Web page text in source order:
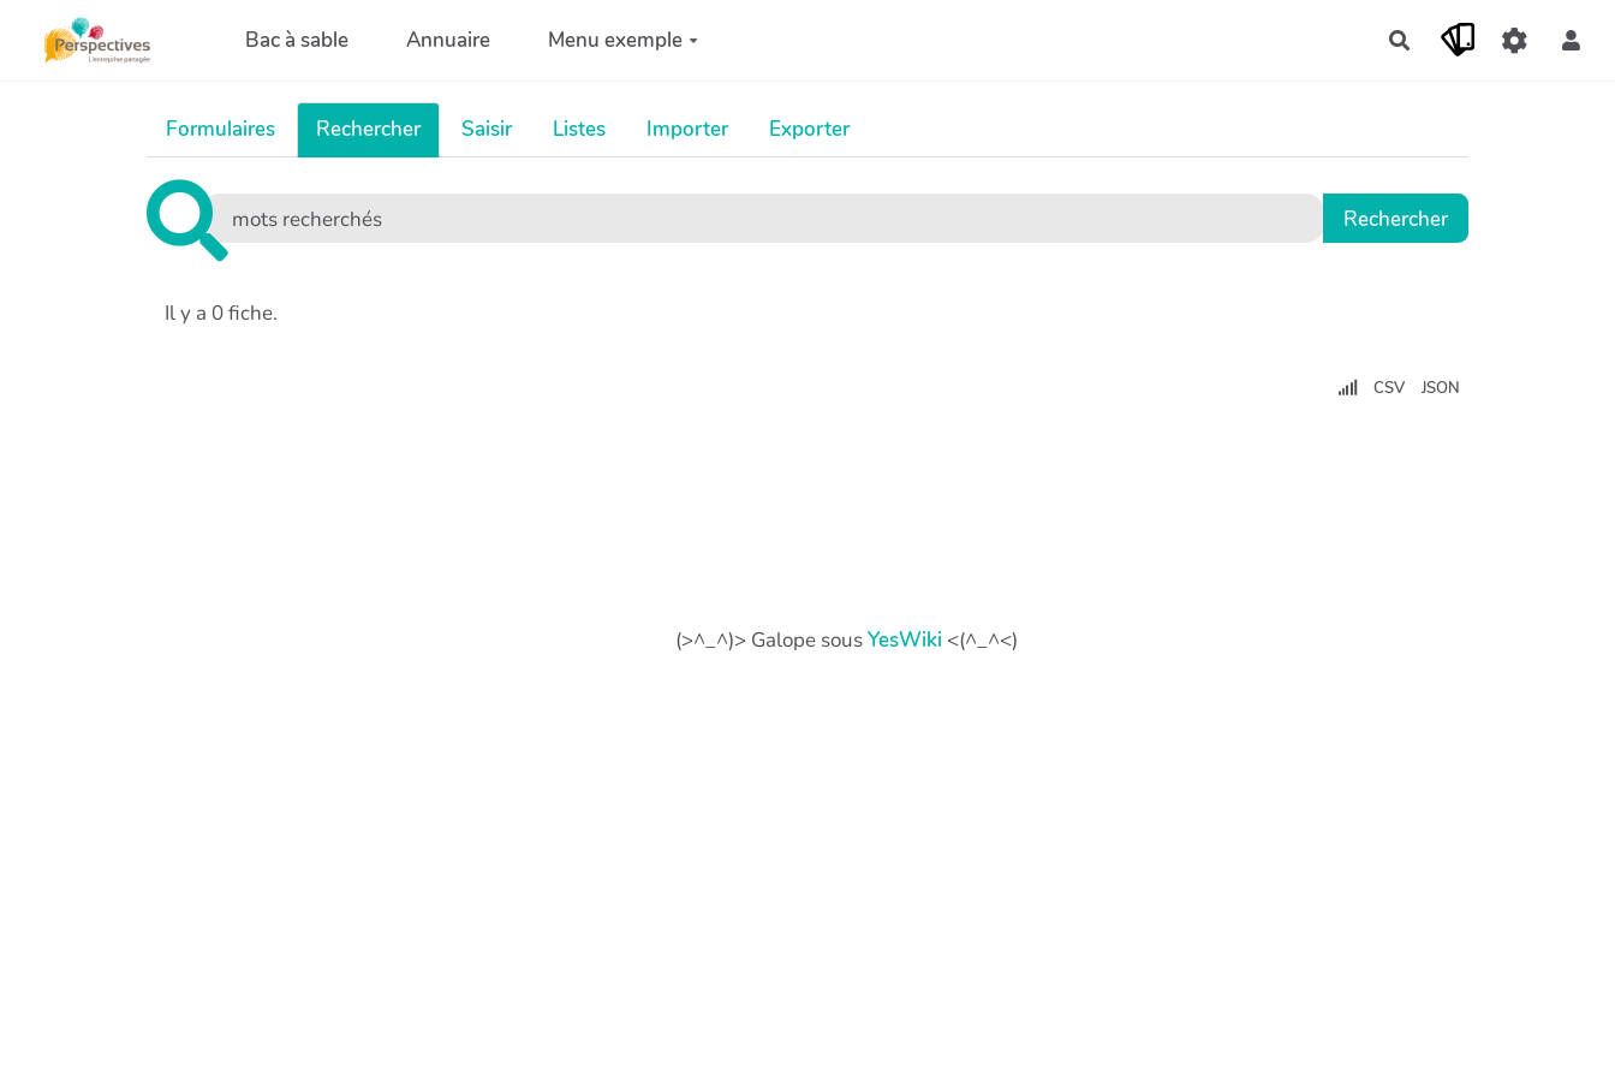
Aller au contenu principalBac à sable Annuaire Menu exemple Rechercher
Formulaires Rechercher Saisir Listes Importer Exporter
Il y a 0 fiche.
CSV JSON
(>^_^)> Galope sousYesWiki <(^_^<)